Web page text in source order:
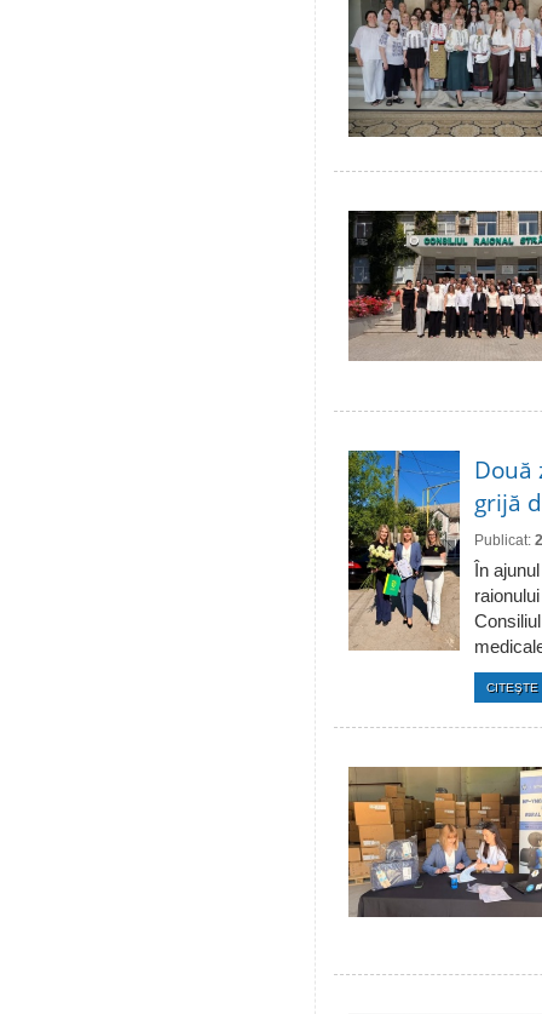
Două
grijă
Publicat:
În
CITEŞTE